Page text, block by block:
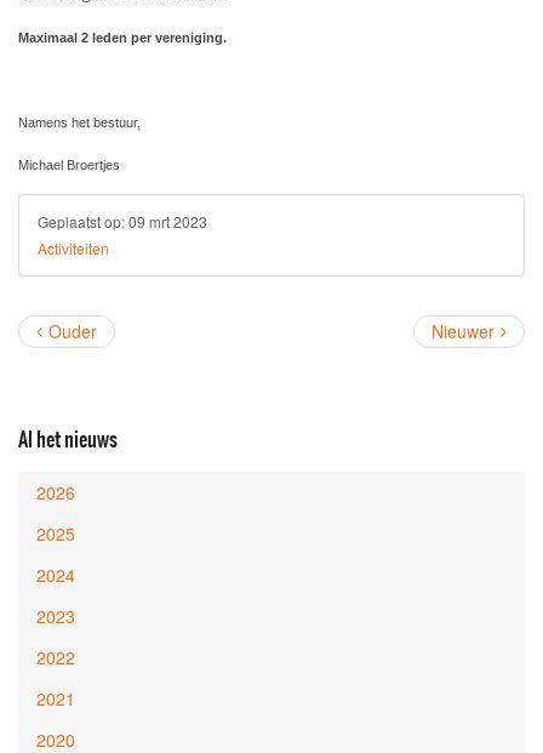
Maximaal 2 leden per vereniging.
Namens het bestuur,
Michael Broertjes
Geplaatst op:09 mrt 2023
Activiteiten
Ouder Nieuwer
Al het nieuws
2026
2025
2024
2023
2022
2021
2020